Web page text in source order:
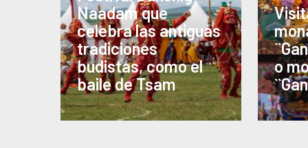
Persecución y
estalinistas en
hasta 1989.
Reactivación:A
centro
Atractivos
Estatua de
Naadam que
celebra las antiguas
tradiciones
budistas, como el
baile de Tsam
o